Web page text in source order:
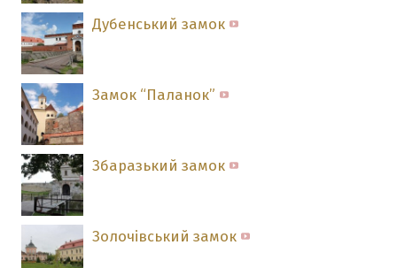
Дубенський замок
Замок “Паланок”
Збаразький замок
Золочівський замок